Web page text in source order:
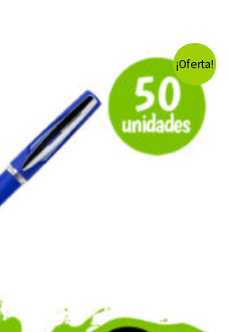
¡Oferta!